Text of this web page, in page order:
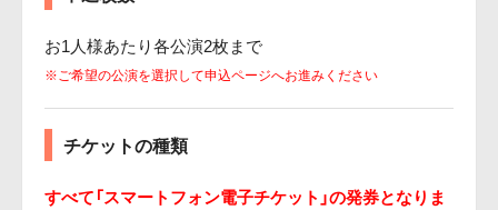
お1人様あたり各公演2枚まで
※ご希望の公演を選択して申込ページへお進みください
チケットの種類
すべて「スマートフォン電子チケット」の発券となりま